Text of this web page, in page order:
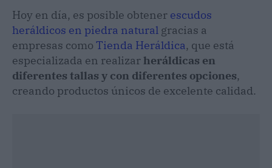
Hoy en día, es posible obtener escudos
heráldicos en piedra natural gracias a
empresas como Tienda Heráldica, que está
especializada en realizarheráldicas en
diferentes tallas y con diferentes opciones,
creando productos únicos de excelente calidad.